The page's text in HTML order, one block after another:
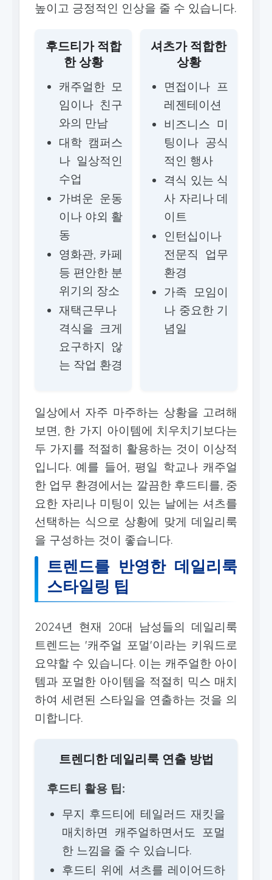
높이고 긍정적인 인상을 줄 수 있습니다.
후드티가 적합
한 상황
캐주얼한 모
임이나 친구
와의 만남
대학 캠퍼스
나 일상적인
수업
가벼운 운동
이나 야외 활
동
영화관, 카페
등 편안한 분
위기의 장소
재택근무나
격식을 크게
요구하지 않
는 작업 환경
셔츠가 적합한
상황
면접이나 프
레젠테이션
비즈니스 미
팅이나 공식
적인 행사
격식 있는 식
사 자리나 데
이트
인턴십이나
전문직 업무
환경
가족 모임이
나 중요한 기
념일
일상에서 자주 마주하는 상황을 고려해
보면, 한 가지 아이템에 치우치기보다는
두 가지를 적절히 활용하는 것이 이상적
입니다. 예를 들어, 평일 학교나 캐주얼
한 업무 환경에서는 깔끔한 후드티를, 중
요한 자리나 미팅이 있는 날에는 셔츠를
선택하는 식으로 상황에 맞게 데일리룩
을 구성하는 것이 좋습니다.
트렌드를 반영한 데일리룩
스타일링 팁
2024년 현재 20대 남성들의 데일리룩
트렌드는 '캐주얼 포멀'이라는 키워드로
요약할 수 있습니다. 이는 캐주얼한 아이
템과 포멀한 아이템을 적절히 믹스 매치
하여 세련된 스타일을 연출하는 것을 의
미합니다.
트렌디한 데일리룩 연출 방법
후드티 활용 팁:
무지 후드티에 테일러드 재킷을
매치하면 캐주얼하면서도 포멀
한 느낌을 줄 수 있습니다.
후드티 위에 셔츠를 레이어드하